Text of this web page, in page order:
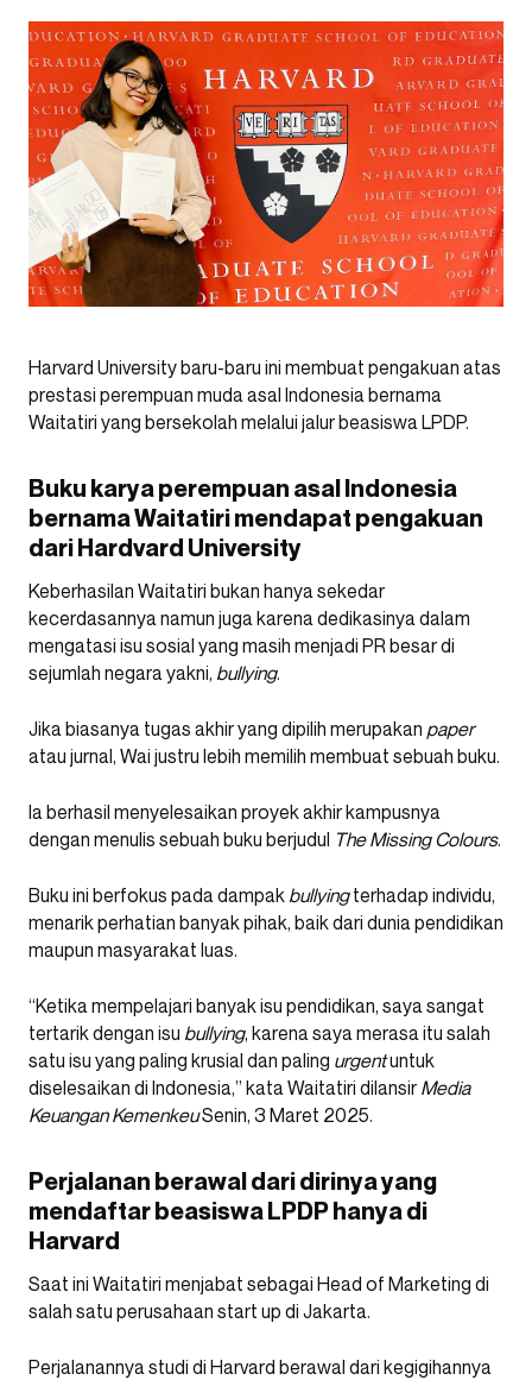
Harvard University baru-baru ini membuat pengakuan atas
prestasi perempuan muda asal Indonesia bernama
Waitatiri yang bersekolah melalui jalur beasiswa LPDP.
Buku karya perempuan asal Indonesia
bernama Waitatiri mendapat pengakuan
dari Hardvard University
Keberhasilan Waitatiri bukan hanya sekedar
kecerdasannya namun juga karena dedikasinya dalam
mengatasi isu sosial yang masih menjadi PR besar di
sejumlah negara yakni, bullying.
Jika biasanya tugas akhir yang dipilih merupakan paper
atau jurnal, Wai justru lebih memilih membuat sebuah buku.
Ia berhasil menyelesaikan proyek akhir kampusnya
dengan menulis sebuah buku berjudul The Missing Colours.
Buku ini berfokus pada dampak bullyingterhadap individu,
menarik perhatian banyak pihak, baik dari dunia pendidikan
maupun masyarakat luas.
“Ketika mempelajari banyak isu pendidikan, saya sangat
tertarik dengan isu bullying, karena saya merasa itu salah
satu isu yang paling krusial dan paling urgentuntuk
diselesaikan di Indonesia,” kata Waitatiri dilansir Media
Keuangan KemenkeuSenin, 3 Maret 2025.
Perjalanan berawal dari dirinya yang
mendaftar beasiswa LPDP hanya di
Harvard
Saat ini Waitatiri menjabat sebagai Head of Marketing di
salah satu perusahaan start up di Jakarta.
Perjalanannya studi di Harvard berawal dari kegigihannya